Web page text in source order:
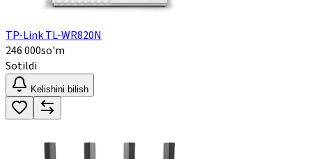
TP-Link TL-WR820N
246 000so'm
Sotildi
Kelishini bilish